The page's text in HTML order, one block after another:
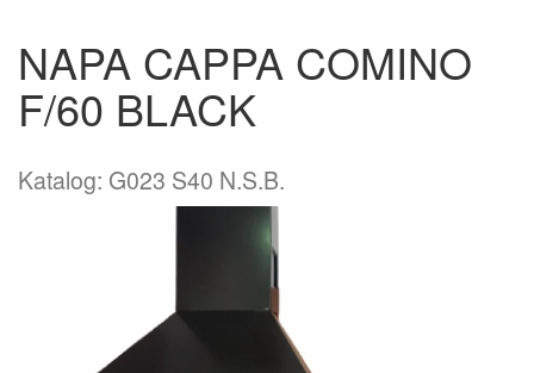
NAPA CAPPA COMINO
F/60 BLACK
Katalog: G023 S40 N.S.B.